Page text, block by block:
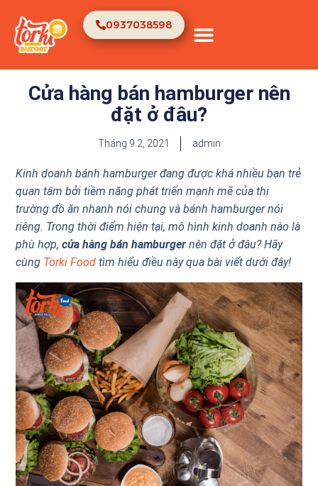
0937038598
Cửa hàng bán hamburger nên
đặt ở đâu?
Tháng 9 2, 2021 admin
Kinh doanh bánh hamburger đang được khá nhiều bạn trẻ
quan tâm bởi tiềm năng phát triển mạnh mẽ của thị
trường đồ ăn nhanh nói chung và bánh hamburger nói
riêng. Trong thời điểm hiện tại, mô hình kinh doanh nào là
phù hợp,cửa hàng bán hamburger nên đặt ở đâu? Hãy
cùng Torki Food tìm hiểu điều này qua bài viết dưới đây!